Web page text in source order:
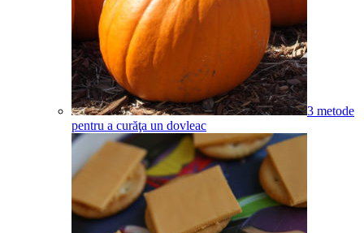
3 metode
pentru a curăţa un dovleac